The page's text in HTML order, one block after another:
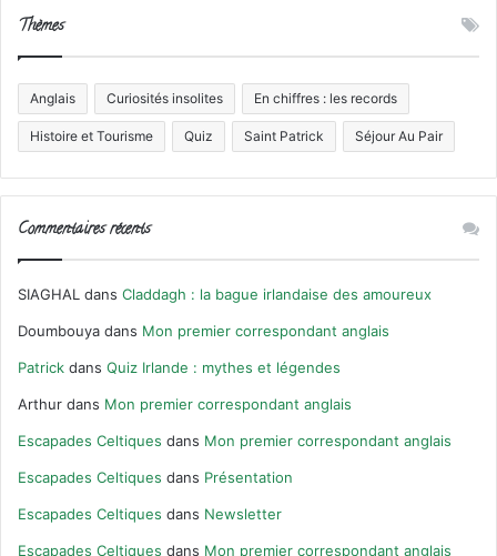
Thèmes
Anglais Curiosités insolites En chiffres : les records
Histoire et Tourisme Quiz Saint Patrick Séjour Au Pair
Commentaires récents
SIAGHAL dans Claddagh : la bague irlandaise des amoureux
Doumbouya dans Mon premier correspondant anglais
Patrick dans Quiz Irlande : mythes et légendes
Arthur dans Mon premier correspondant anglais
Escapades Celtiques dans Mon premier correspondant anglais
Escapades Celtiques dans Présentation
Escapades Celtiques dans Newsletter
Escapades Celtiques dans Mon premier correspondant anglais